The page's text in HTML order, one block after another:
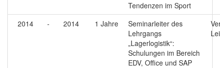
Tendenzen im Sport
2014
- 2014 1 Jahre
Seminarleiter des
Lehrgangs
„Lagerlogistik“:
Schulungen im Bereich
EDV, Office und SAP